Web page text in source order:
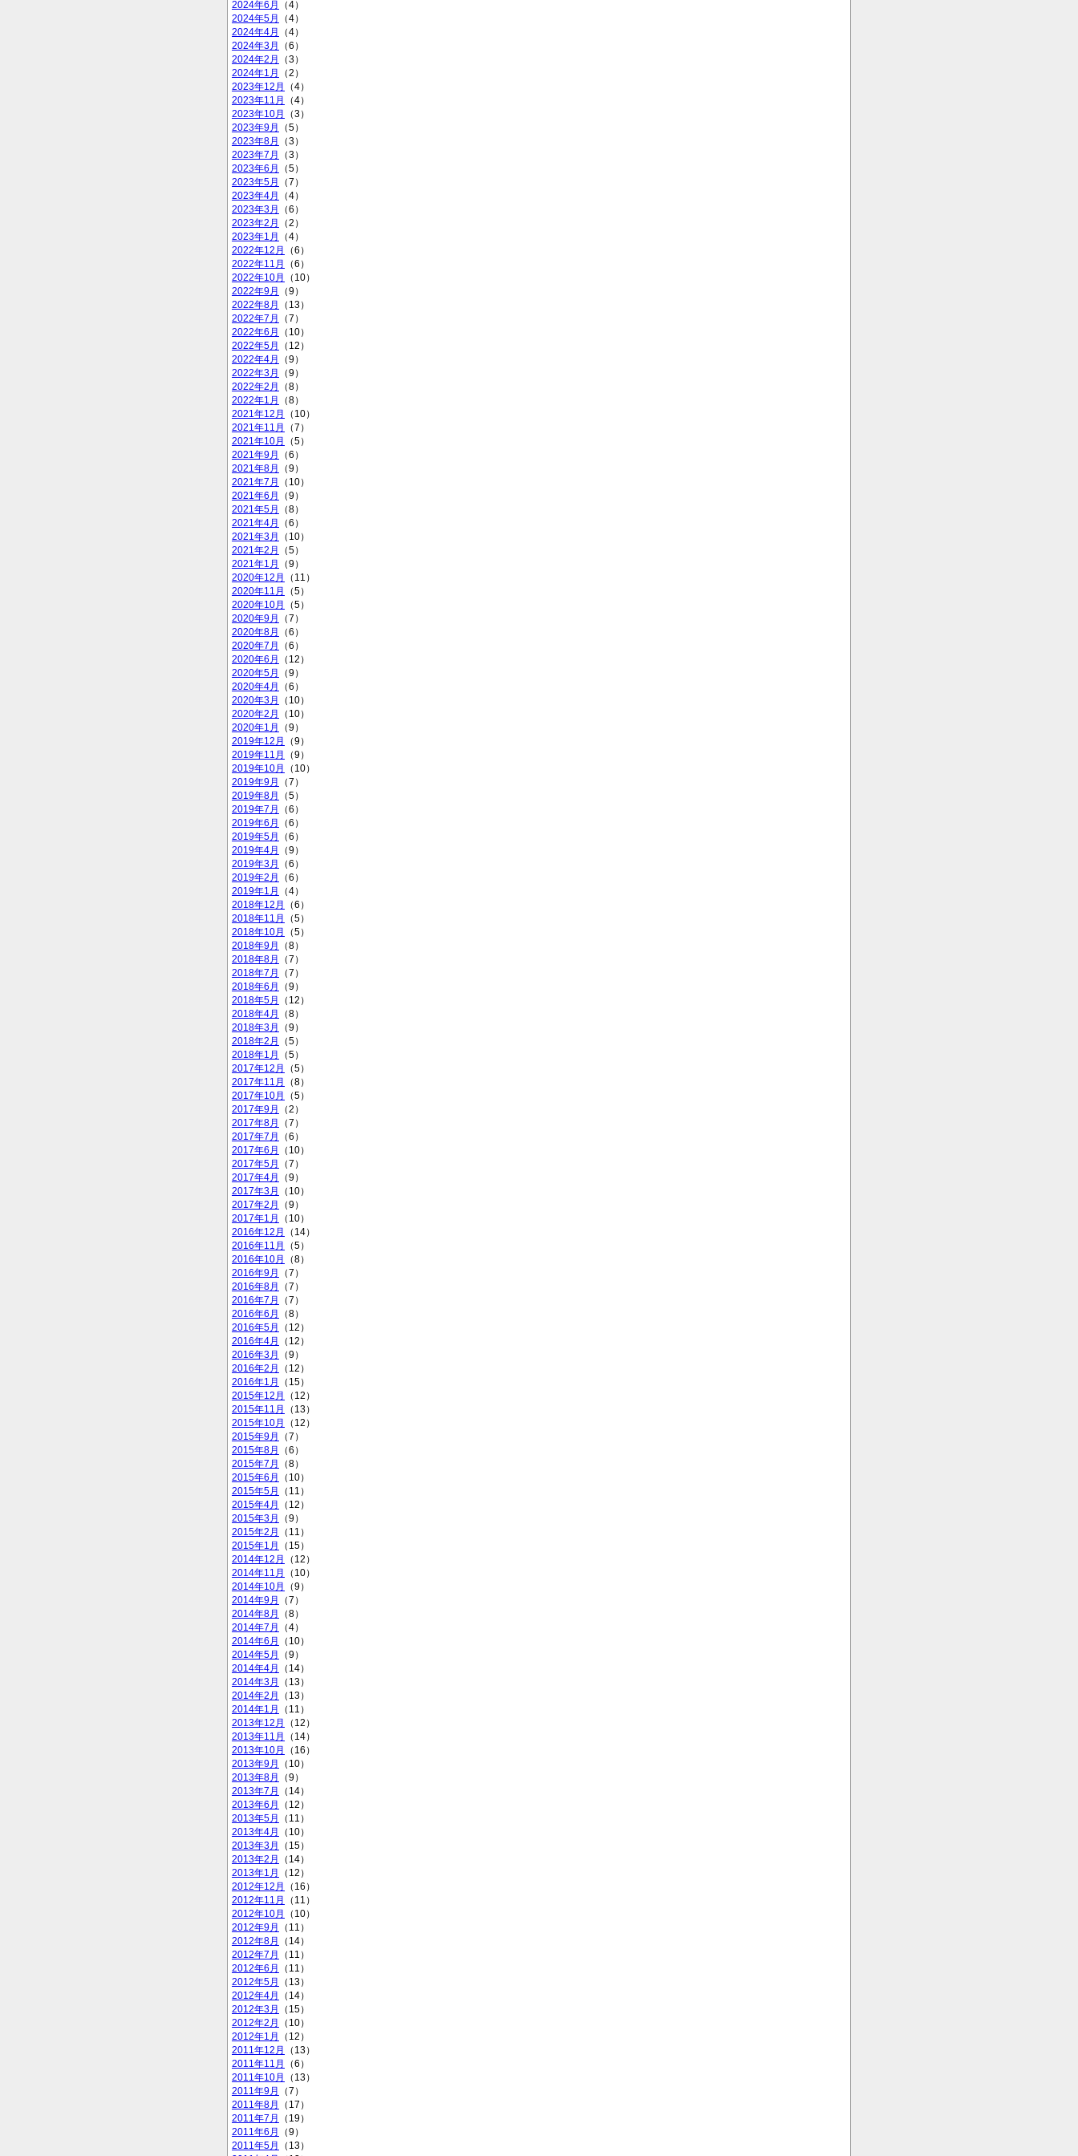
2024年6月
（4）
2024年5月
（4）
2024年4月
（4）
2024年3月
（6）
2024年2月
（3）
2024年1月
（2）
2023年12月
（4）
2023年11月
（4）
2023年10月
（3）
2023年9月
（5）
2023年8月
（3）
2023年7月
（3）
2023年6月
（5）
2023年5月
（7）
2023年4月
（4）
2023年3月
（6）
2023年2月
（2）
2023年1月
（4）
2022年12月
（6）
2022年11月
（6）
2022年10月
（10）
2022年9月
（9）
2022年8月
（13）
2022年7月
（7）
2022年6月
（10）
2022年5月
（12）
2022年4月
（9）
2022年3月
（9）
2022年2月
（8）
2022年1月
（8）
2021年12月
（10）
2021年11月
（7）
2021年10月
（5）
2021年9月
（6）
2021年8月
（9）
2021年7月
（10）
2021年6月
（9）
2021年5月
（8）
2021年4月
（6）
2021年3月
（10）
2021年2月
（5）
2021年1月
（9）
2020年12月
（11）
2020年11月
（5）
2020年10月
（5）
2020年9月
（7）
2020年8月
（6）
2020年7月
（6）
2020年6月
（12）
2020年5月
（9）
2020年4月
（6）
2020年3月
（10）
2020年2月
（10）
2020年1月
（9）
2019年12月
（9）
2019年11月
（9）
2019年10月
（10）
2019年9月
（7）
2019年8月
（5）
2019年7月
（6）
2019年6月
（6）
2019年5月
（6）
2019年4月
（9）
2019年3月
（6）
2019年2月
（6）
2019年1月
（4）
2018年12月
（6）
2018年11月
（5）
2018年10月
（5）
2018年9月
（8）
2018年8月
（7）
2018年7月
（7）
2018年6月
（9）
2018年5月
（12）
2018年4月
（8）
2018年3月
（9）
2018年2月
（5）
2018年1月
（5）
2017年12月
（5）
2017年11月
（8）
2017年10月
（5）
2017年9月
（2）
2017年8月
（7）
2017年7月
（6）
2017年6月
（10）
2017年5月
（7）
2017年4月
（9）
2017年3月
（10）
2017年2月
（9）
2017年1月
（10）
2016年12月
（14）
2016年11月
（5）
2016年10月
（8）
2016年9月
（7）
2016年8月
（7）
2016年7月
（7）
2016年6月
（8）
2016年5月
（12）
2016年4月
（12）
2016年3月
（9）
2016年2月
（12）
2016年1月
（15）
2015年12月
（12）
2015年11月
（13）
2015年10月
（12）
2015年9月
（7）
2015年8月
（6）
2015年7月
（8）
2015年6月
（10）
2015年5月
（11）
2015年4月
（12）
2015年3月
（9）
2015年2月
（11）
2015年1月
（15）
2014年12月
（12）
2014年11月
（10）
2014年10月
（9）
2014年9月
（7）
2014年8月
（8）
2014年7月
（4）
2014年6月
（10）
2014年5月
（9）
2014年4月
（14）
2014年3月
（13）
2014年2月
（13）
2014年1月
（11）
2013年12月
（12）
2013年11月
（14）
2013年10月
（16）
2013年9月
（10）
2013年8月
（9）
2013年7月
（14）
2013年6月
（12）
2013年5月
（11）
2013年4月
（10）
2013年3月
（15）
2013年2月
（14）
2013年1月
（12）
2012年12月
（16）
2012年11月
（11）
2012年10月
（10）
2012年9月
（11）
2012年8月
（14）
2012年7月
（11）
2012年6月
（11）
2012年5月
（13）
2012年4月
（14）
2012年3月
（15）
2012年2月
（10）
2012年1月
（12）
2011年12月
（13）
2011年11月
（6）
2011年10月
（13）
2011年9月
（7）
2011年8月
（17）
2011年7月
（19）
2011年6月
（9）
2011年5月
（13）